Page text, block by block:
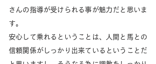
さんの指導が受けられる事が魅力だと思いま
す。
安心して乗れるということは、人間と馬との
信頼関係がしっかり出来ているということだ